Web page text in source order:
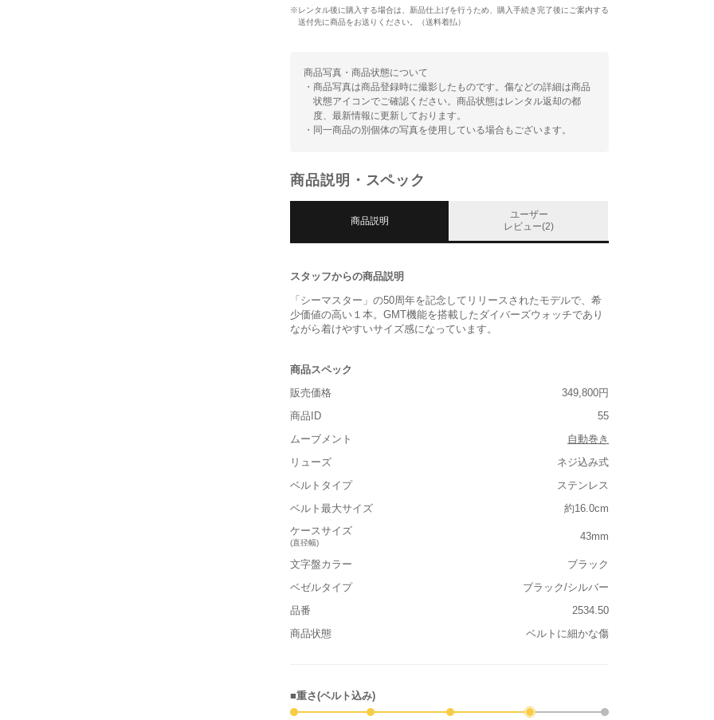
※レンタル後に購入する場合は、新品仕上げを行うため、購入手続き完了後にご案内する
送付先に商品をお送りください。（送料着払）
商品写真・商品状態について
・商品写真は商品登録時に撮影したものです。傷などの詳細は商品
状態アイコンでご確認ください。商品状態はレンタル返却の都
度、最新情報に更新しております。
・同一商品の別個体の写真を使用している場合もございます。
商品説明・スペック
商品説明
ユーザー
レビュー(2)
スタッフからの商品説明
「シーマスター」の50周年を記念してリリースされたモデルで、希
少価値の高い１本。GMT機能を搭載したダイバーズウォッチであり
ながら着けやすいサイズ感になっています。
商品スペック
販売価格
349,800円
商品ID
55
ムーブメント
自動巻き
リューズ
ネジ込み式
ベルトタイプ
ステンレス
ベルト最大サイズ
約16.0cm
ケースサイズ
(直径幅)
43mm
文字盤カラー
ブラック
ベゼルタイプ
ブラック/シルバー
品番
2534.50
商品状態
ベルトに細かな傷
■重さ(ベルト込み)